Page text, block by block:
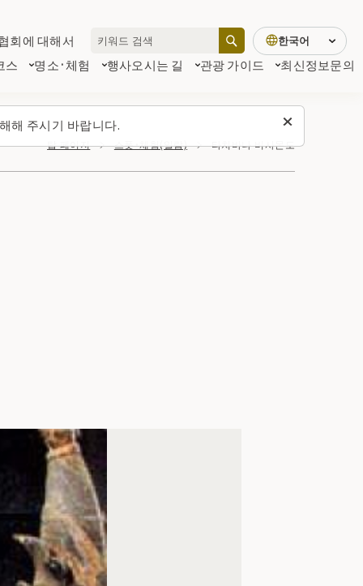
해 주시기 바랍니다.
스 명소·체험 행사오시는 길 관광 가이드 최신정보문의
회에 대해서 한국어
탑 페이지 스폿・체험(일람) 타치바나 비사몬도